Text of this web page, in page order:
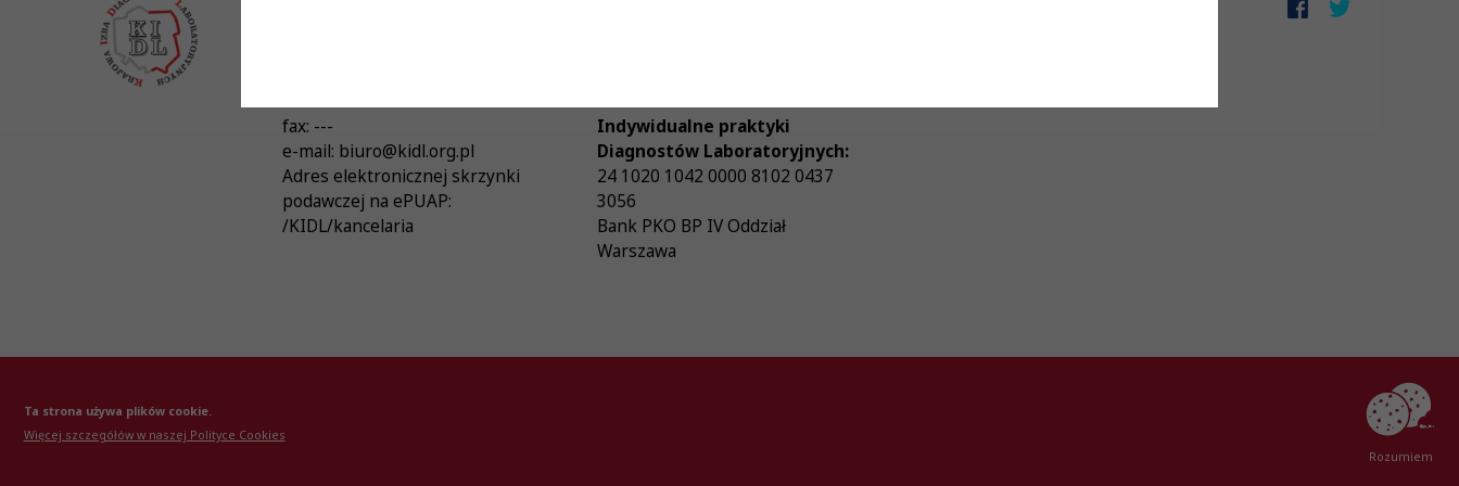
fax: ---
e-mail: biuro@kidl.org.pl
Adres elektronicznej skrzynki
podawczej na ePUAP:
/KIDL/kancelaria
Indywidualne praktyki
Diagnostów Laboratoryjnych:
24 1020 1042 0000 8102 0437
3056
Bank PKO BP IV Oddział
Warszawa
Ta strona używa plików cookie.
Więcej szczegółów w naszej Polityce Cookies
Rozumiem